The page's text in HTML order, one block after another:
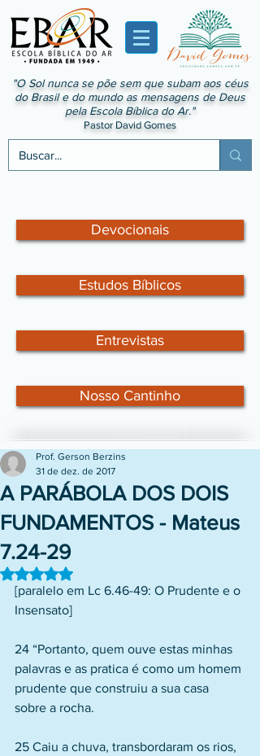
"O Sol nunca se põe sem que subam aos céus
do Brasil e do mundo as mensagens de Deus
pela Escola Bíblica do Ar."
Pastor David Gomes
Devocionais
Estudos Bíblicos
Entrevistas
Nosso Cantinho
A PARÁBOLA DOS DOIS
FUNDAMENTOS - Mateus
7.24-29
Prof. Gerson Berzins
31 de dez. de 2017
Avaliado com NaN de 5 estrelas.
[paralelo em Lc 6.46-49: O Prudente e o
Insensato]
24 “Portanto, quem ouve estas minhas
palavras e as pratica é como um homem
prudente que construiu a sua casa
sobre a rocha.
25 Caiu a chuva, transbordaram os rios,